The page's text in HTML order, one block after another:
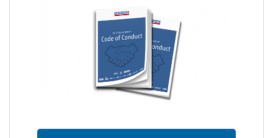
TOI® PIPI CONNECT X8
TOI® PIPI CONNECT X8 II
TOI® HANDS DUO
TOI® COLUMNA